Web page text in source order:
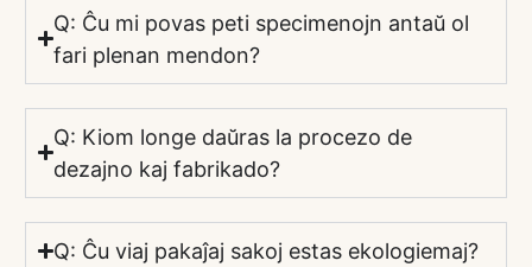
Q: Ĉu mi povas peti specimenojn antaŭ ol
fari plenan mendon?
Q: Kiom longe daŭras la procezo de
dezajno kaj fabrikado?
Q: Ĉu viaj pakaĵaj sakoj estas ekologiemaj?